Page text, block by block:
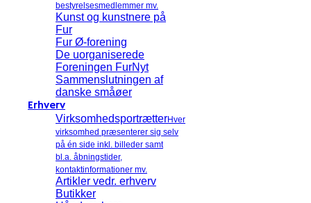
bestyrelsesmedlemmer mv.
Kunst og kunstnere på
Fur
Fur Ø-forening
De uorganiserede
Foreningen FurNyt
Sammenslutningen af
danske småøer
Erhverv
VirksomhedsportrætterHver
virksomhed præsenterer sig selv
på én side inkl. billeder samt
bl.a. åbningstider,
kontaktinformationer mv.
Artikler vedr. erhverv
Butikker